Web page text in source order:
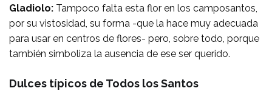
Gladiolo: Tampoco falta esta flor en los camposantos,
por su vistosidad, su forma -que la hace muy adecuada
para usar en centros de flores- pero, sobre todo, porque
también simboliza la ausencia de ese ser querido.
Dulces típicos de Todos los Santos